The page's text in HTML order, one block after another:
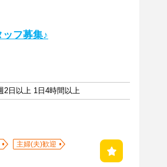
フ募集♪
2日以上 1日4時間以上
主婦(夫)歓迎